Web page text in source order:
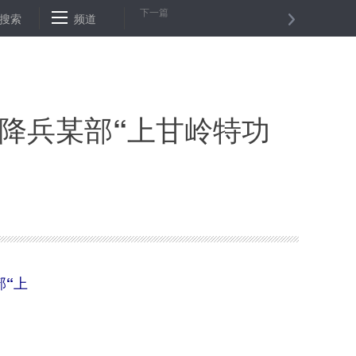
流域苹果产业联盟在西安成立 海口市人民政府原党组成员、副
搜索 频道 下一篇
兵某部“上甘岭特功
“上